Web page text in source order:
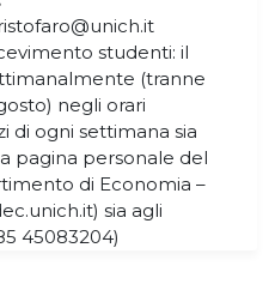
studenti: il
(tranne
negli orari
di ogni settimana sia
pagina personale del
di Economia –
sia agli
45083204)